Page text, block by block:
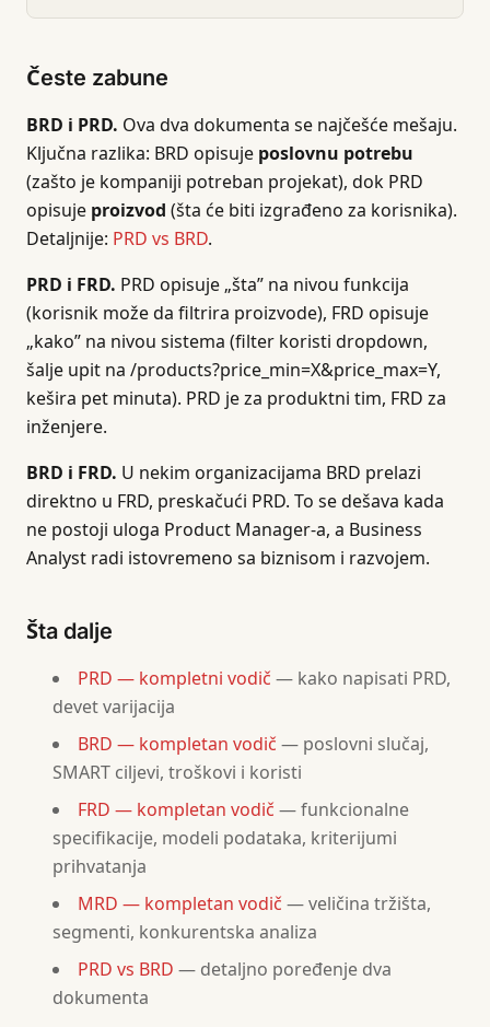
Česte zabune
BRD i PRD. Ova dva dokumenta se najčešće mešaju.
Ključna razlika: BRD opisuje poslovnu potrebu
(zašto je kompaniji potreban projekat), dok PRD
opisuje proizvod (šta će biti izgrađeno za korisnika).
Detaljnije: PRD vs BRD.
PRD i FRD. PRD opisuje „šta” na nivou funkcija
(korisnik može da filtrira proizvode), FRD opisuje
„kako” na nivou sistema (filter koristi dropdown,
šalje upit na /products?price_min=X&price_max=Y,
kešira pet minuta). PRD je za produktni tim, FRD za
inženjere.
BRD i FRD. U nekim organizacijama BRD prelazi
direktno u FRD, preskačući PRD. To se dešava kada
ne postoji uloga Product Manager-a, a Business
Analyst radi istovremeno sa biznisom i razvojem.
Šta dalje
PRD — kompletni vodič — kako napisati PRD,
devet varijacija
BRD — kompletan vodič — poslovni slučaj,
SMART ciljevi, troškovi i koristi
FRD — kompletan vodič — funkcionalne
specifikacije, modeli podataka, kriterijumi
prihvatanja
MRD — kompletan vodič — veličina tržišta,
segmenti, konkurentska analiza
PRD vs BRD — detaljno poređenje dva
dokumenta